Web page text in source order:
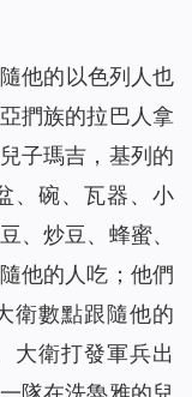
他的以色列人也
捫族的拉巴人拿
子瑪吉，基列的
、碗、瓦器、小
、炒豆、蜂蜜、
他的人吃；他們
衛數點跟隨他的
大衛打發軍兵出